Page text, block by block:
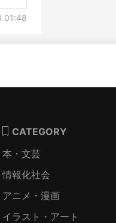
01:48
CATEGORY
本・文芸
情報化社会
アニメ・漫画
イラスト・アート